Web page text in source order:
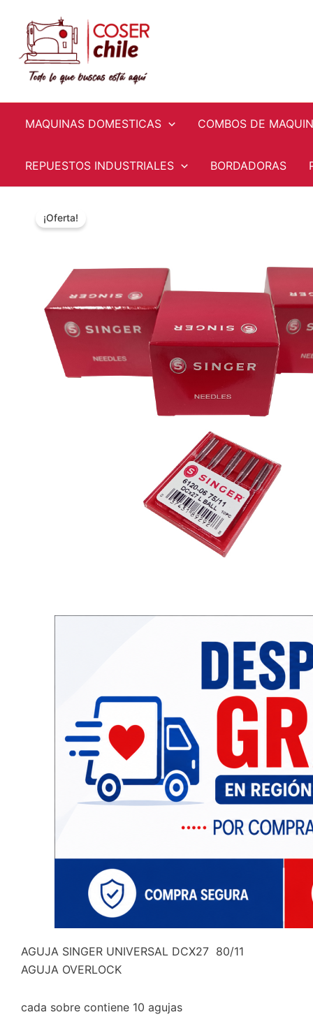
contenido
MAQUINAS DOMESTICAS COMBOS DE
REPUESTOS INDUSTRIALES BORDADORAS
¡Oferta!
AGUJA SINGER UNIVERSAL DCX27 80/11
AGUJA OVERLOCK
cada sobre contiene 10 agujas